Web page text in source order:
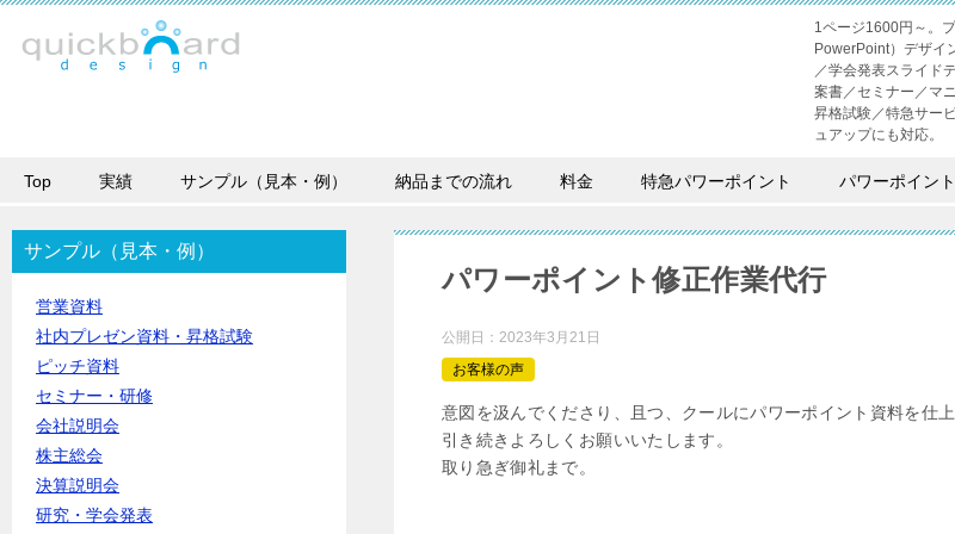
1ページ1600円～。
PowerPoint）デザイ
／学会発表スライド
案書／セミナー／マ
昇格試験／特急サー
ュアップにも対応。
Top 実績 サンプル（見本・例） 納品までの流れ 料金 特急パワーポイント パワーポイン
パワーポイント修正作業代行
公開日： 2023年3月21日
お客様の声
意図を汲んでくださり、且つ、クールにパワーポイント資料を仕
引き続きよろしくお願いいたします。
取り急ぎ御礼まで。
サンプル（見本・例）
営業資料
社内プレゼン資料・昇格試験
ピッチ資料
セミナー・研修
会社説明会
株主総会
決算説明会
研究・学会発表